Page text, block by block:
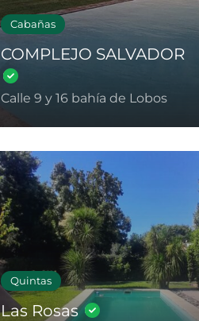
Cabañas
COMPLEJO SALVADOR
Calle 9 y 16 bahía de Lobos
Quintas
Las Rosas